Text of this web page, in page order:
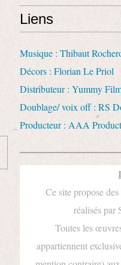
Liens
Musique : Thibaut
Décors : Florian Le Priol
Distributeur : Yummy
Doublage/ voix off : RS
Producteur : AAA
Ce site propose
réalisés
Toutes les
appartiennent